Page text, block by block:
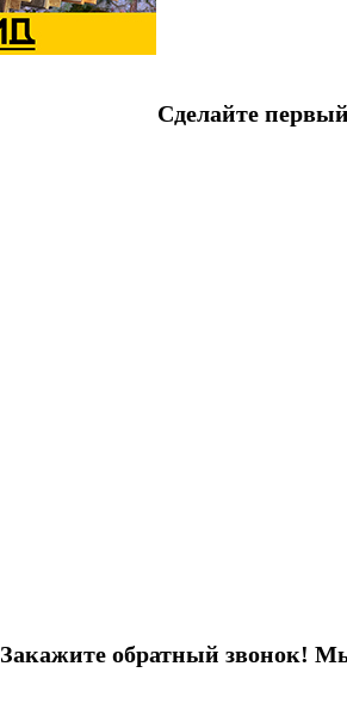
Сделайте
Закажите обратный звонок!